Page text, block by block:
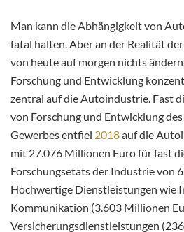
Man kann die Abhängigkeit von
fatal halten. Aber an der Realität
von heute auf morgen nichts
Forschung und Entwicklung
zentral auf die Autoindustrie. Fast
von Forschung und Entwicklung
Gewerbes entfiel 2018auf die
mit 27.076 Millionen Euro für fast
Forschungsetats der Industrie von
Hochwertige Dienstleistungen wie
Kommunikation (3.603 Millionen
Versicherungsdienstleistungen